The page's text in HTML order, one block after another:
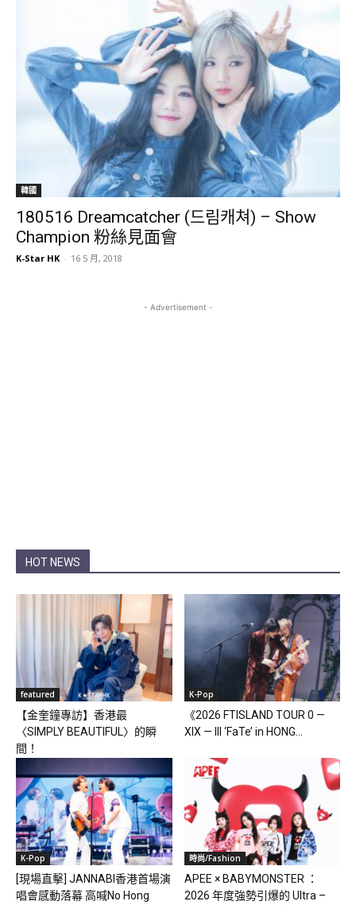
韓國
180516 Dreamcatcher (드림캐쳐) – Show
Champion 粉絲見面會
K-Star HK - 16 5 月, 2018
- Advertisement -
HOT NEWS
featured
【金奎鐘專訪】香港最
〈SIMPLY BEAUTIFUL〉的瞬
間！
K-Pop
《2026 FTISLAND TOUR 0 —
XIX — III ‘FaTe’ in HONG...
K-Pop
[現場直擊] JANNABI香港首場演
唱會感動落幕 高喊No Hong
時尚/Fashion
APEE × BABYMONSTER ：
2026 年度強勢引爆的 Ultra –